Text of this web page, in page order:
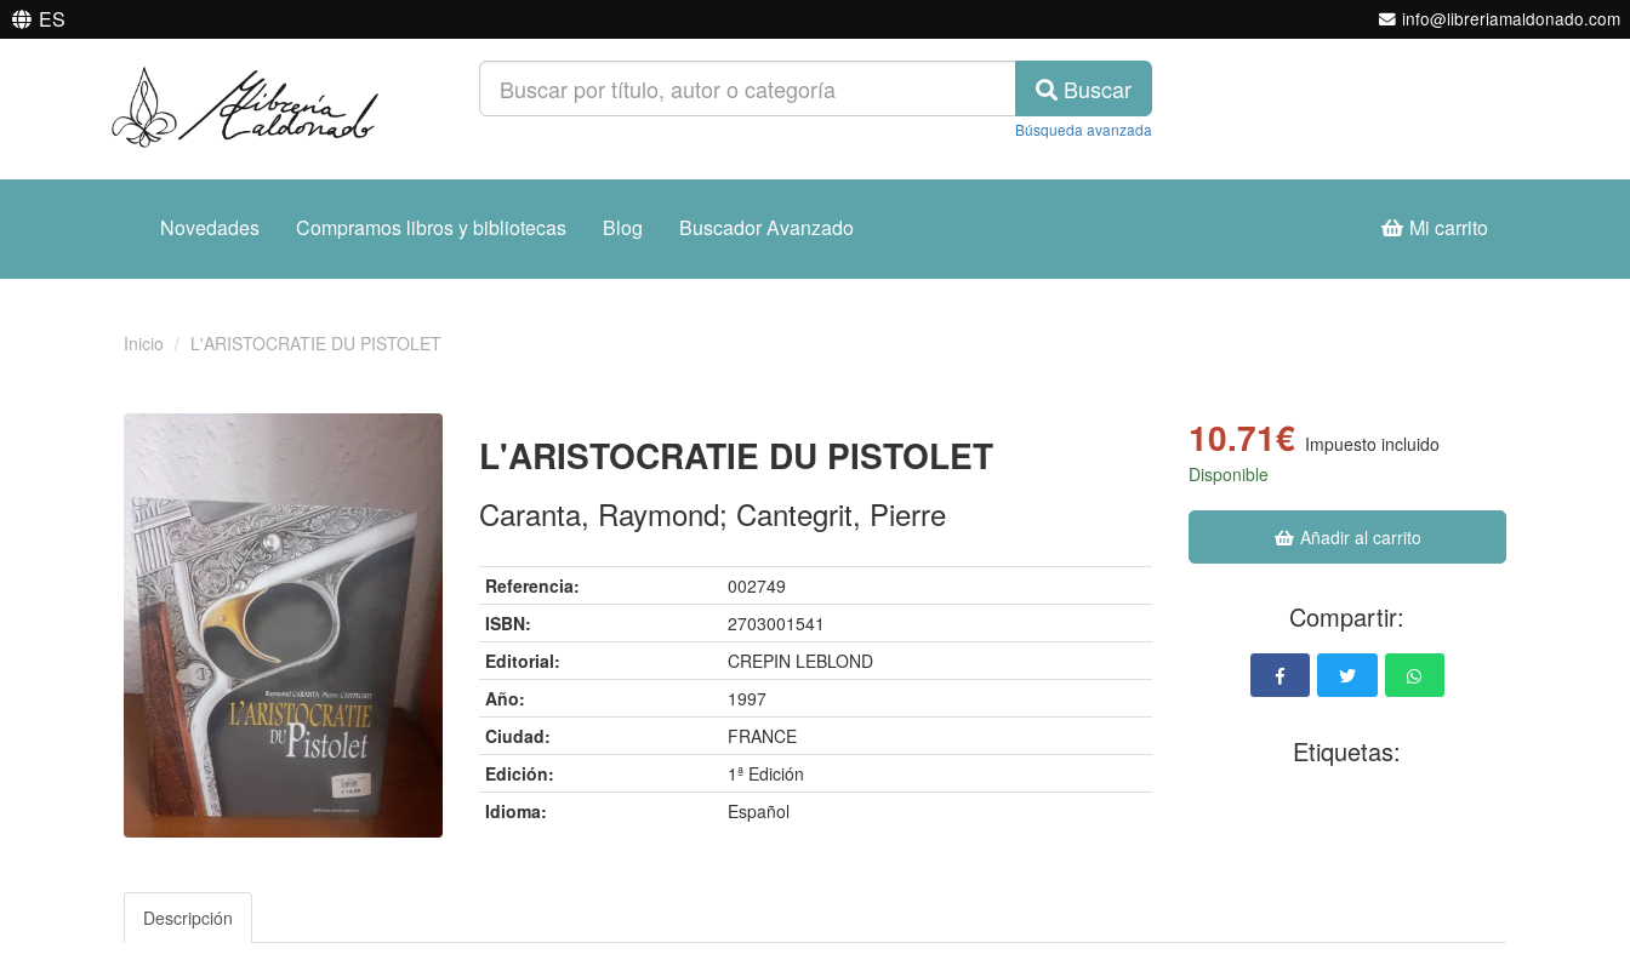
ES info@libreriamaldonado.com
Buscar
Búsqueda avanzada
Novedades Compramos libros y bibliotecas Blog Buscador Avanzado Mi carrito
Inicio L'ARISTOCRATIE DU PISTOLET
L'ARISTOCRATIE DU PISTOLET
Caranta, Raymond; Cantegrit, Pierre
Referencia:
002749
ISBN:
2703001541
Editorial:
CREPIN LEBLOND
Año:
1997
Ciudad:
FRANCE
Edición:
1ª Edición
Idioma:
Español
10.71€ Impuesto incluido
Disponible
Añadir al carrito
Compartir:
Etiquetas:
Descripción